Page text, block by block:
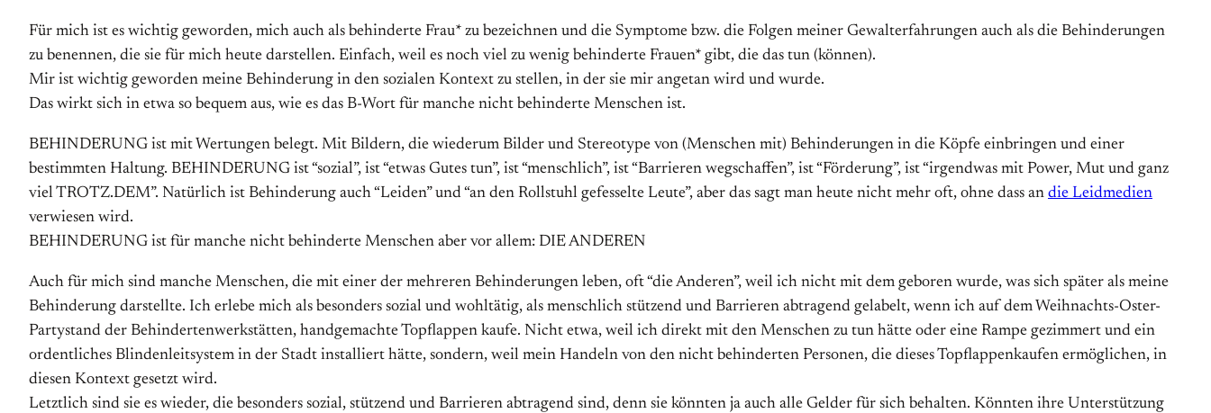
Für mich ist es wichtig geworden, mich auch als behinderte Frau* zu bezeichnen und die Symptome bzw. die Folgen meiner Gewalterfahrungen auch als die Behinderungen
zu benennen, die sie für mich heute darstellen. Einfach, weil es noch viel zu wenig behinderte Frauen* gibt, die das tun (können).
Mir ist wichtig geworden meine Behinderung in den sozialen Kontext zu stellen, in der sie mir angetan wird und wurde.
Das wirkt sich in etwa so bequem aus, wie es das B-Wort für manche nicht behinderte Menschen ist.
BEHINDERUNG ist mit Wertungen belegt. Mit Bildern, die wiederum Bilder und Stereotype von (Menschen mit) Behinderungen in die Köpfe einbringen und einer
bestimmten Haltung. BEHINDERUNG ist “sozial”, ist “etwas Gutes tun”, ist “menschlich”, ist “Barrieren wegschaffen”, ist “Förderung”, ist “irgendwas mit Power, Mut und ganz
viel TROTZ.DEM”. Natürlich ist Behinderung auch “Leiden” und “an den Rollstuhl gefesselte Leute”, aber das sagt man heute nicht mehr oft, ohne dass an die Leidmedien
verwiesen wird.
BEHINDERUNG ist für manche nicht behinderte Menschen aber vor allem: DIE ANDEREN
Auch für mich sind manche Menschen, die mit einer der mehreren Behinderungen leben, oft “die Anderen”, weil ich nicht mit dem geboren wurde, was sich später als meine
Behinderung darstellte. Ich erlebe mich als besonders sozial und wohltätig, als menschlich stützend und Barrieren abtragend gelabelt, wenn ich auf dem Weihnachts-Oster-
Partystand der Behindertenwerkstätten, handgemachte Topflappen kaufe. Nicht etwa, weil ich direkt mit den Menschen zu tun hätte oder eine Rampe gezimmert und ein
ordentliches Blindenleitsystem in der Stadt installiert hätte, sondern, weil mein Handeln von den nicht behinderten Personen, die dieses Topflappenkaufen ermöglichen, in
diesen Kontext gesetzt wird.
Letztlich sind sie es wieder, die besonders sozial, stützend und Barrieren abtragend sind, denn sie könnten ja auch alle Gelder für sich behalten. Könnten ihre Unterstützung